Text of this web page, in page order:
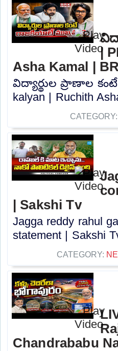
|
Asha Kamal |
విద్యార్థుల ప్రాణాల
kalyan | Ruchith
CATEGORY:
| Sakshi Tv
Jagga reddy rahul
statement | Sakshi
CATEGORY:
Chandrababu